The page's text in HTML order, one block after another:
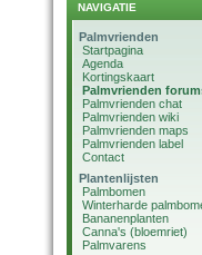
NAVIGATIE
Palmvrienden
Startpagina
Agenda
Kortingskaart
Palmvrienden
Palmvrienden chat
Palmvrienden wiki
Palmvrienden maps
Palmvrienden label
Contact
Plantenlijsten
Palmbomen
Winterharde
Bananenplanten
Canna's (bloemriet)
Palmvarens